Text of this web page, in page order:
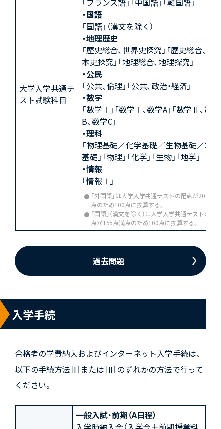
大学入学共通テ
スト試験科目
「フランス語」「中国語」「韓国語」
・国語
「国語」（漢文を除く）
・地理歴史
「歴史総合、世界史探究」「歴史総合、日
本史探究」「地理総合、地理探究」
・公民
「公共、倫理」「公共、政治・経済」
・数学
「数学Ⅰ」「数学Ⅰ、数学A」「数学Ⅱ、数学
B、数学C」
・理科
「物理基礎／化学基礎／生物基礎／地学
基礎」「物理」「化学」「生物」「地学」
・情報
「情報Ⅰ」
「外国語」は大学入学共通テストの配点が200点満
点のため100点に換算する。
「国語」（漢文を除く）は大学入学共通テストの配
点が155点満点のため100点に換算する。
過去問題
入学手続
合格者の学費納入およびインターネット入学手続は、
以下の手続方法［I］または［II］のずれかの方法で行って
ください。
一般入試・前期（A日程）